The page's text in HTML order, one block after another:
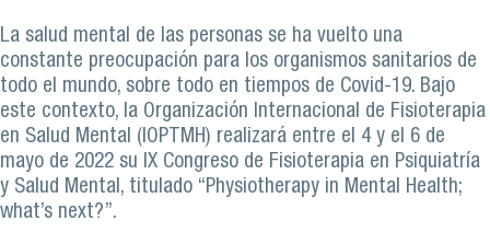
La salud mental de las personas se ha vuelto una
constante preocupación para los organismos sanitarios de
todo el mundo, sobre todo en tiempos de Covid-19. Bajo
este contexto, la Organización Internacional de Fisioterapia
en Salud Mental (IOPTMH) realizará entre el 4 y el 6 de
mayo de 2022 su IX Congreso de Fisioterapia en Psiquiatría
y Salud Mental, titulado “Physiotherapy in Mental Health;
what’s next?”.